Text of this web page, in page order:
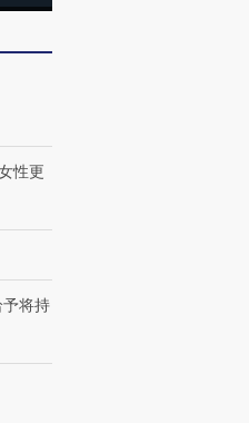
度Z世代 用街头抗争将教
【商旅对话】华住集团
CFO：不靠规模取胜，华
性更
将持